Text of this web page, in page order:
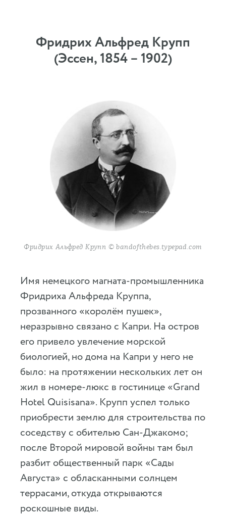
Фридрих Альфред Крупп
(Эссен, 1854 – 1902)
Фридрих Альфред Крупп © bandofthebes.typepad.com
Имя немецкого магната-промышленника
Фридриха Альфреда Круппа,
прозванного «королём пушек»,
неразрывно связано с Капри. На остров
его привело увлечение морской
биологией, но дома на Капри у него не
было: на протяжении нескольких лет он
жил в номере-люкс в гостинице «Grand
Hotel Quisisana». Крупп успел только
приобрести землю для строительства по
соседству с обителью Сан-Джакомо;
после Второй мировой войны там был
разбит общественный парк «Сады
Августа» с обласканными солнцем
террасами, откуда открываются
роскошные виды.